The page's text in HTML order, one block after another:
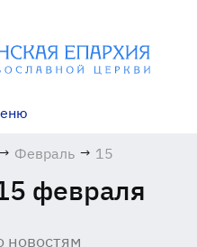
→ Февраль → 15
февраля